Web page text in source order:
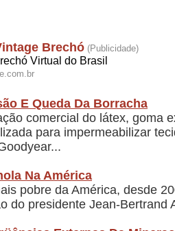
E Queda Da Borracha
comercial do látex, goma
para impermeabilizar
Na América
pobre da América, desde
do presidente Jean-